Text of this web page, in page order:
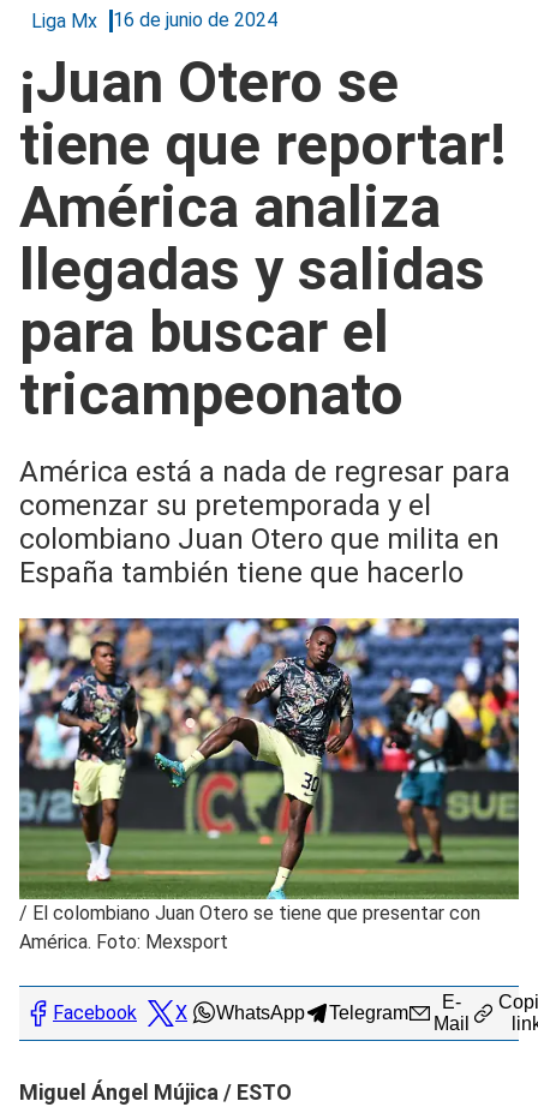
Liga Mx 16 de junio de 2024
¡Juan Otero se
tiene que reportar!
América analiza
llegadas y salidas
para buscar el
tricampeonato
América está a nada de regresar para
comenzar su pretemporada y el
colombiano Juan Otero que milita en
España también tiene que hacerlo
/ El colombiano Juan Otero se tiene que presentar con
América. Foto: Mexsport
Facebook X WhatsApp Telegram
E-
Mail
Miguel Ángel Mújica / ESTO